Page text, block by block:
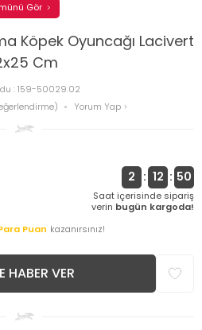
Köpek Oyuncağı Lacivert
Cm
:159-50029.02
Yorum Yap
Gör
2 : 12 : 50
Saat içerisinde sipariş
verin bugün kargoda!
Puan kazanırsınız!
HABER VER